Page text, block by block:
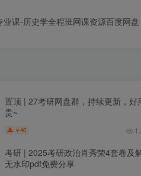
课-历史学全程班网课资源百度网盘
置顶 | 27考研网盘群，持续更新，好
贵~
￥40
考研 | 2025考研政治肖秀荣4套卷及
无水印pdf免费分享